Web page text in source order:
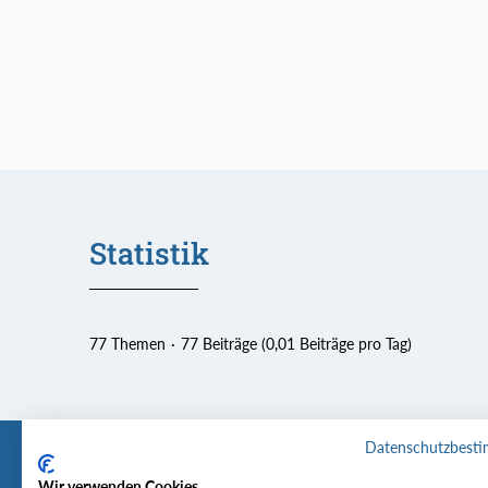
Statistik
77 Themen 77 Beiträge (0,01 Beiträge pro Tag)